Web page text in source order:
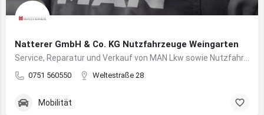
Natterer GmbH & Co. KG Nutzfahrzeuge Weingarten
0751 560550 Weltestraße 28
Mobilität